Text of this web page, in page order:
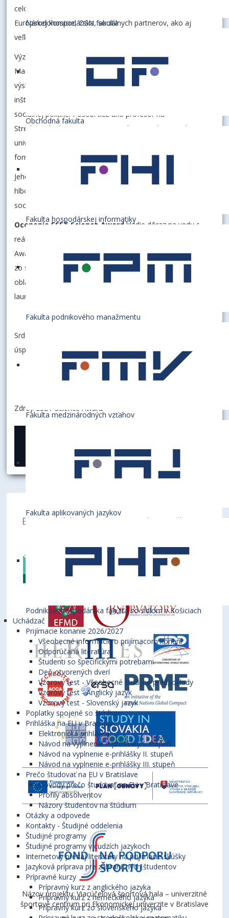
Národohospodárska fakulta
Obchodná fakulta
Fakulta hospodárskej informatiky
Fakulta podnikového manažmentu
Fakulta medzinárodných vzťahov
Fakulta aplikovaných jazykov
Podnikovohospodárska fakulta so sídlom v Košiciach
Uchádzač
Prijímacie konanie 2026/2027
Všeobecné informácie o prijímacom konaní
Odporúčaná literatúra
Študenti so špecifickými potrebami
Deň otvorených dverí
Vzorový test - Všeobecné študijné predpoklady
Vzorový test - Anglický jazyk
Vzorový test - Slovenský jazyk
Poplatky spojené so štúdiom
Prihláška na EU v Bratislave
Elektronická prihláška
Návod na vyplnenie e-prihlášky I. stupeň
Návod na vyplnenie e-prihlášky II. stupeň
Návod na vyplnenie e-prihlášky III. stupeň
Prečo študovať na EU v Bratislave
Dôvody prečo študovať na EU v Bratislave
Profily absolventov
Názory študentov na štúdium
Otázky a odpovede
Kontakty - Študijné oddelenia
Študijné programy
Študijné programy v cudzích jazykoch
Internetový predaj literatúry na prijímacie skúšky
Jazyková príprava pre zahraničných študentov
Prípravné kurzy
Prípravný kurz z anglického jazyka
Prípravný kurz z nemeckého jazyka
Prípravný kurz zo slovenského jazyka
celom svete a poskytuje podklad uplatňovania politík
Európskej komisie, OSN, sociálnych partnerov, ako aj
veľkých zamestnávateľov.
Významnou súčasťou jeho misie je aj budovanie inštitúcií.
Martin Kahanec založil a vedie Stredoeurópsky inštitút pre
výskum práce (CELSI) v Bratislave, nezávislý výskumný
inštitút, ktorý prináša dáta a analýzy o pracovnom trhu a
sociálnej politike. Pôsobí tiež ako profesor na
Stredoeurópskej univerzite vo Viedni a na Ekonomickej
univerzite v Bratislave, kde sa venuje výskumu aj
formovaniu novej generácie ekonómov.
Jeho práca presahuje čistú akademickú sféru — spája
hlbokú analytickú prácu s aplikovateľnými riešeniami v
sociálnych a ekonomických politikách.
Ocenenie ESET Science Awardkladie dôraz na vedu s
reálnym dopadom. O laureátoch ocenenia ESET Science
Award rozhoduje prestížna medzinárodná komisia zložená
zo svetovo uznávaných vedkýň a vedcov z rôznych vedných
oblastí. Úlohu jej predsedu každoročne zastáva laureát či
laureátka Nobelovej ceny.
Srdečne blahoželáme k oceneniu a prajeme veľa šťastia a
úspechov v ďalšej vedeckovýskumnej činnosti.
Zdroj: ESET Science Award
Ekonomická univerzita v Bratislave je členom
Názov projektu: Viacúčelová športová hala – univerzitné
športové centrum pri Ekonomickej univerzite v Bratislave